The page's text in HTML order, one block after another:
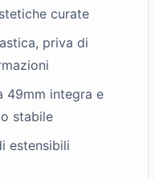
curate
priva di
49mm integra e
stabile
estensibili